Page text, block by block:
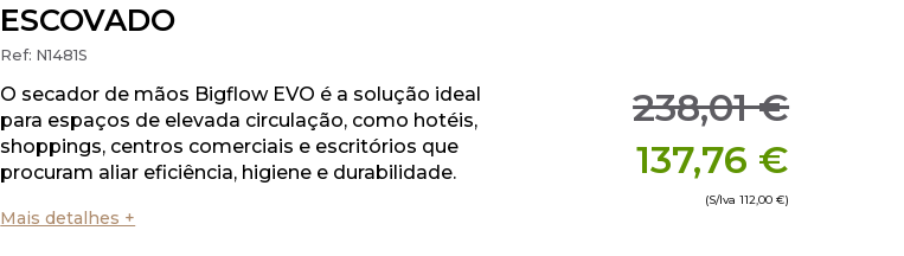
ESCOVADO
Ref: N1481S
238,01 €
137,76 €
(S/Iva 112,00 €)
O secador de mãos Bigflow EVO é a solução ideal
para espaços de elevada circulação, como hotéis,
shoppings, centros comerciais e escritórios que
procuram aliar eficiência, higiene e durabilidade.
Mais detalhes +